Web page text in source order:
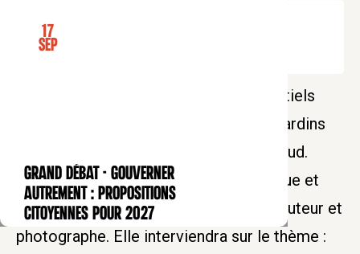
CONFÉRENCE
17
Sep
GRAND DÉBAT - Gouverner
autrement : propositions
citoyennes pour 2027
Tarif normal : 20 euros
Tarif réduit : 10 euros
Pour cette nouvelle édition des Essentiels
des Bernardins, la Fondation des Bernardins
est honorée de recevoir Muriel Pénicaud.
Dirigeante d’entreprise, femme politique et
diplomate, Muriel Pénicaud est aussi auteur et
photographe. Elle interviendra sur le thème :